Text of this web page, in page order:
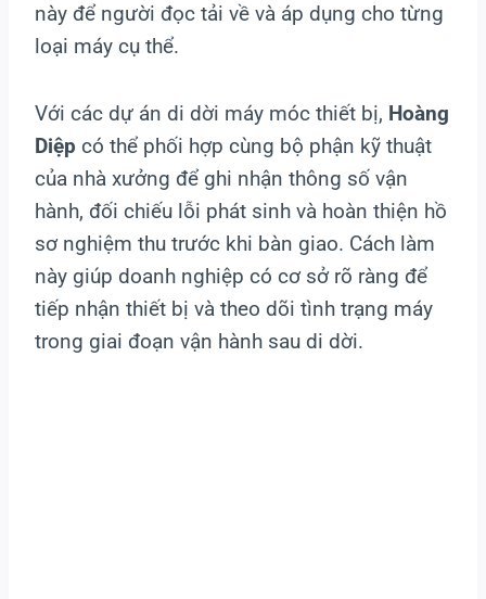
này để người đọc tải về và áp dụng cho từng
loại máy cụ thể.
Với các dự án di dời máy móc thiết bị, Hoàng
Diệp có thể phối hợp cùng bộ phận kỹ thuật
của nhà xưởng để ghi nhận thông số vận
hành, đối chiếu lỗi phát sinh và hoàn thiện hồ
sơ nghiệm thu trước khi bàn giao. Cách làm
này giúp doanh nghiệp có cơ sở rõ ràng để
tiếp nhận thiết bị và theo dõi tình trạng máy
trong giai đoạn vận hành sau di dời.